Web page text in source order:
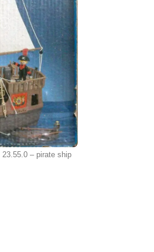
– pirate ship